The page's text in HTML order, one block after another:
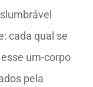
cada qual se
um-corpo
pela